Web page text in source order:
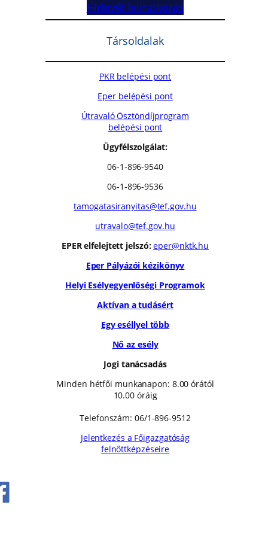
Hírlevél feliratkozás
Társoldalak
PKR belépési pont
Eper belépési pont
Útravaló Ösztöndíjprogram
belépési pont
Ügyfélszolgálat:
06-1-896-9540
06-1-896-9536
tamogatasiranyitas@tef.gov.hu
utravalo@tef.gov.hu
EPER elfelejtett jelszó: eper@nktk.hu
Eper Pályázói kézikönyv
Helyi Esélyegyenlőségi Programok
Aktívan a tudásért
Egy eséllyel több
Nő az esély
Jogi tanácsadás
Minden hétfői munkanapon: 8.00 órától
10.00 óráig
Telefonszám: 06/1-896-9512
Jelentkezés a Főigazgatóság
felnőttképzéseire